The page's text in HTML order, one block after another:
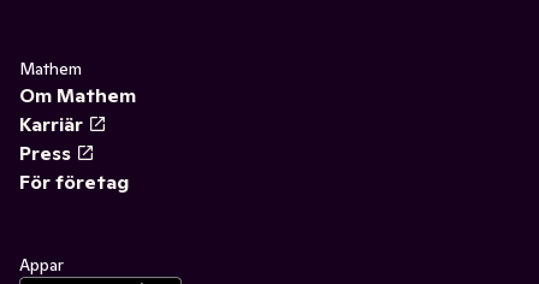
Mathem
Om Mathem
Karriär
Press
För företag
Appar